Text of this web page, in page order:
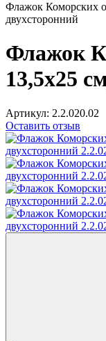
Флажок Коморских
двухсторонний
Флажок
13,5х25
Артикул: 2.2.020.02
Оставить отзыв